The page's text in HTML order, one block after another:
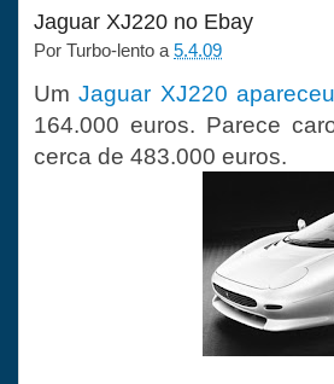
Jaguar XJ220 no Ebay
Por Turbo-lento a 5.4.09
UmJaguar XJ220
164.000 euros. Parece
cerca de 483.000 euros.